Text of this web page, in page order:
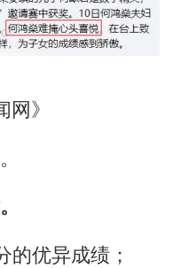
网》
的优异成绩；